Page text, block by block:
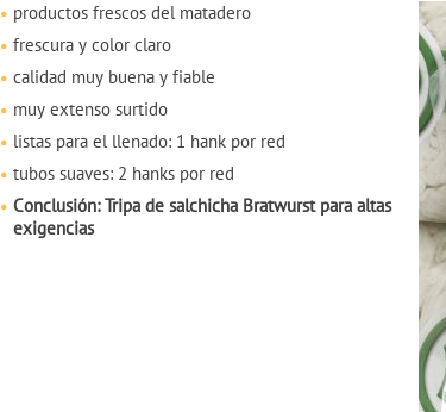
productos frescos del matadero
frescura y color claro
calidad muy buena y fiable
muy extenso surtido
listas para el llenado: 1 hank por red
tubos suaves: 2 hanks por red
Conclusión: Tripa de salchicha Bratwurst para altas
exigencias